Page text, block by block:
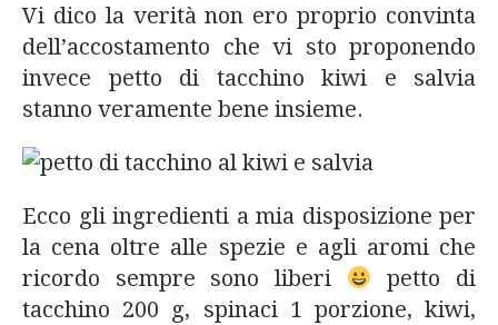
Vi dico la verità non ero proprio convinta
dell’accostamento che vi sto proponendo
invece petto di tacchino kiwi e salvia
stanno veramente bene insieme.
Ecco gli ingredienti a mia disposizione per
la cena oltre alle spezie e agli aromi che
ricordo sempre sono liberi
petto di
tacchino 200 g, spinaci 1 porzione, kiwi,